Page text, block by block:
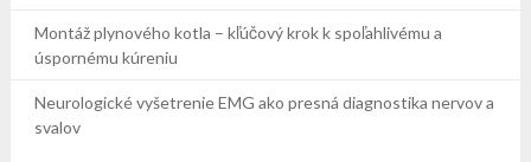
Montáž plynového kotla – kľúčový krok k spoľahlivému a
úspornému kúreniu
Neurologické vyšetrenie EMG ako presná diagnostika nervov a
svalov